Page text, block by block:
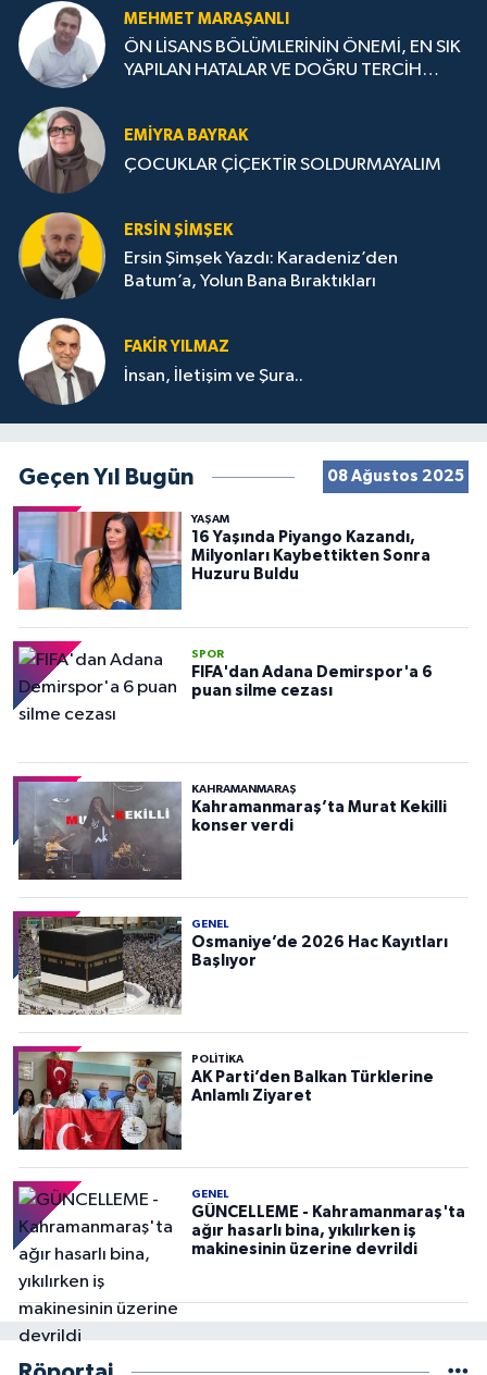
MEHMET MARAŞANLI
ÖN LİSANS BÖLÜMLERİNİN ÖNEMİ, EN SIK
YAPILAN HATALAR VE DOĞRU TERCİH
EMIYRA BAYRAK
ÇOCUKLAR ÇİÇEKTİR SOLDURMAYALIM
ERSIN ŞIMŞEK
Ersin Şimşek Yazdı: Karadeniz’den
Batum’a, Yolun Bana Bıraktıkları
FAKIR YILMAZ
İnsan, İletişim ve Şura..
Geçen Yıl Bugün 08 Ağustos 2025
YAŞAM
16 Yaşında Piyango Kazandı,
Milyonları Kaybettikten Sonra
Huzuru Buldu
SPOR
FIFA'dan Adana Demirspor'a 6
puan silme cezası
KAHRAMANMARAŞ
Kahramanmaraş’ta Murat Kekilli
konser verdi
GENEL
Osmaniye’de 2026 Hac Kayıtları
Başlıyor
POLITIKA
AK Parti’den Balkan Türklerine
Anlamlı Ziyaret
GENEL
GÜNCELLEME - Kahramanmaraş'ta
ağır hasarlı bina, yıkılırken iş
makinesinin üzerine devrildi